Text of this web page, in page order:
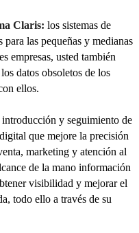
Claris: los sistemas de
las pequeñas y medianas
empresas, usted también
datos obsoletos de los
ellos.
y seguimiento de
que mejore la precisión
marketing y atención al
de la mano información
visibilidad y mejorar el
todo ello a través de su